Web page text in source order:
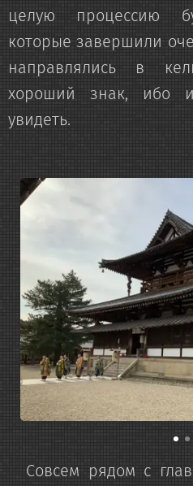
целую процессию
которые завершили
направлялись в
хороший знак, ибо
увидеть.
Совсем рядом с